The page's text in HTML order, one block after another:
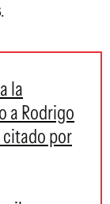
la
a Rodrigo
citado por